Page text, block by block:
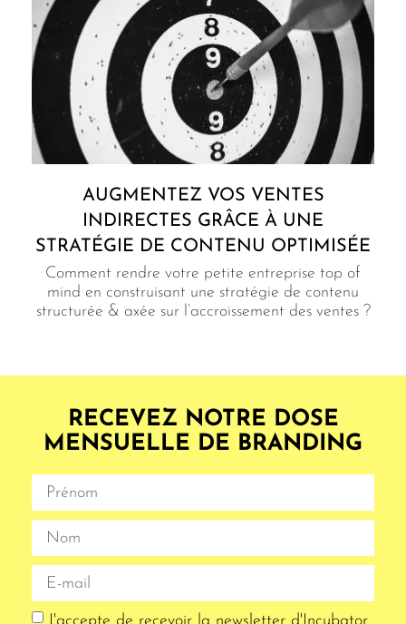
AUGMENTEZ VOS VENTES
INDIRECTES GRÂCE À UNE
STRATÉGIE DE CONTENU OPTIMISÉE
Comment rendre votre petite entreprise top of
mind en construisant une stratégie de contenu
structurée & axée sur l’accroissement des ventes ?
RECEVEZ NOTRE DOSE
MENSUELLE DE BRANDING